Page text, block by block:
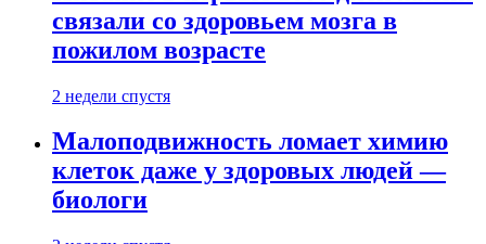
связали со здоровьем мозга в
пожилом возрасте
2 недели спустя
Малоподвижность ломает химию
клеток даже у здоровых людей —
биологи